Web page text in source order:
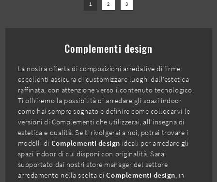
1 2 3
Complementi design
La nostra offerta di composizioni arredative di firme
eccellenti assicura di customizzare luoghi dall'estetica
raffinata, con attenzione verso ilcontenuto tecnologico.
Ti offriremo la possibilità di arredare gli spazi indoor
come hai sempre sognato e definire come collocarvi le
versioni di Complementi che utilizzerai, all'insegna di
estetica e qualità. Se ti rivolgerai a noi, potrai trovare i
modelli di Complementi design ideali per arredare gli
spazi indoor di cui disponi con originalità. Sarai
supportato dai nostri store manager del settore
arredamento nella scelta diComplementi design , in